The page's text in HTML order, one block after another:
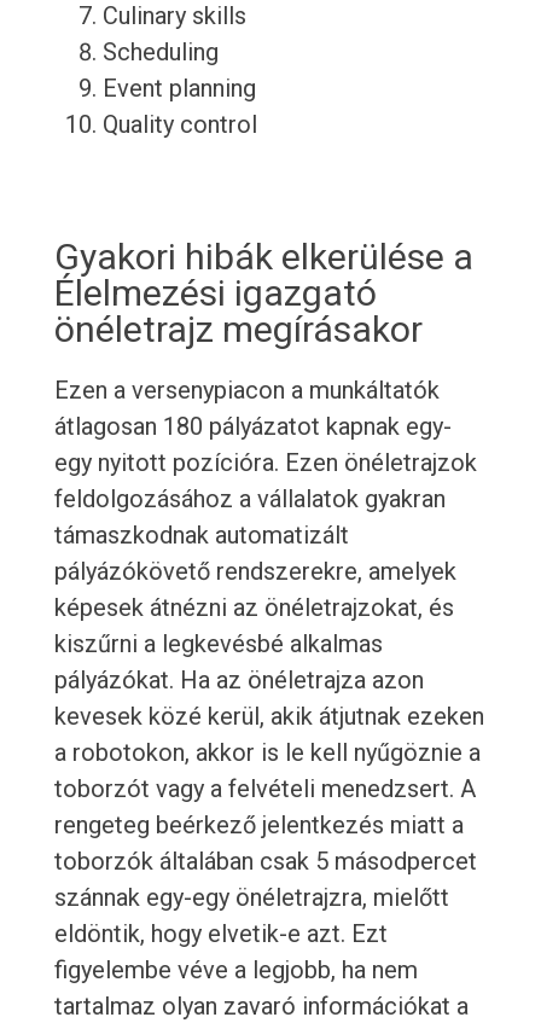
Culinary skills
Scheduling
Event planning
Quality control
Gyakori hibák elkerülése a
Élelmezési igazgató
önéletrajz megírásakor
Ezen a versenypiacon a munkáltatók
átlagosan 180 pályázatot kapnak egy-
egy nyitott pozícióra. Ezen önéletrajzok
feldolgozásához a vállalatok gyakran
támaszkodnak automatizált
pályázókövető rendszerekre, amelyek
képesek átnézni az önéletrajzokat, és
kiszűrni a legkevésbé alkalmas
pályázókat. Ha az önéletrajza azon
kevesek közé kerül, akik átjutnak ezeken
a robotokon, akkor is le kell nyűgöznie a
toborzót vagy a felvételi menedzsert. A
rengeteg beérkező jelentkezés miatt a
toborzók általában csak 5 másodpercet
szánnak egy-egy önéletrajzra, mielőtt
eldöntik, hogy elvetik-e azt. Ezt
figyelembe véve a legjobb, ha nem
tartalmaz olyan zavaró információkat a